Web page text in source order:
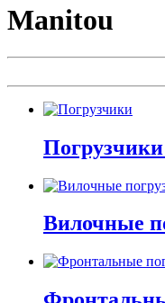
Manitou
Погрузчики
Вилочные